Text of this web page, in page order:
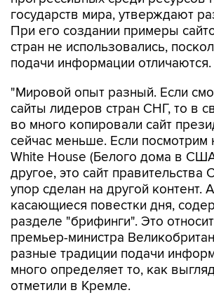
государств мира, утверждают
При его создании примеры
стран не использовались,
подачи информации отличаются.
"Мировой опыт разный. Если
сайты лидеров стран СНГ, то в
во много копировали сайт
сейчас меньше. Если посмотрим
White House (Белого дома в
другое, это сайт
упор сделан на другой контент.
касающиеся повестки дня,
разделе "брифинги". Это
премьер-министра
разные традиции подачи
много определяет то, как
отметили в Кремле.